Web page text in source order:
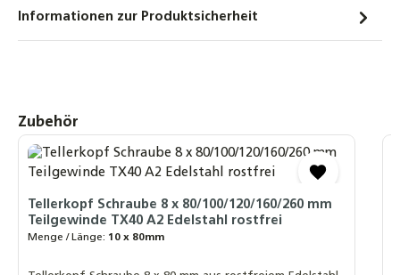
Zylinderschraube M8x35 Innensechskant A2
Edelstahl Unterkopfverzahnung 10 bis 100
Gewindestange DIN976 Edelstahl A2 - M10 -
1,40 €
ALU-Trägerprofil - 220-300cm -
Montageprofil Montageschiene
Aluminiumprofil Stange
Informationen zur Produktsicherheit
Produktgalerie überspringen
Zubehör
Tellerkopf Schraube 8 x 80/100/120/160/260 mm
Teilgewinde TX40 A2 Edelstahl rostfrei
Menge / Länge: 10 x 80mm